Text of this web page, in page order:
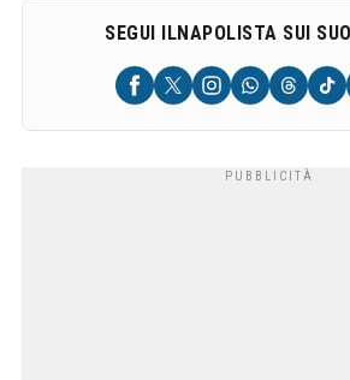
SEGUI ILNAPOLISTA SUI